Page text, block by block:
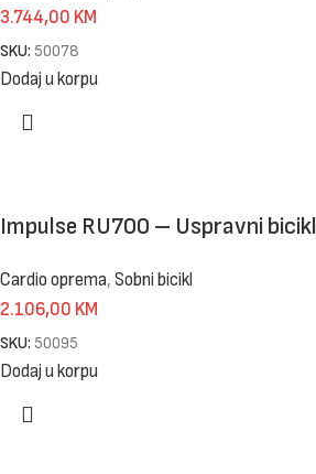
3.744,00 KM
SKU: 50078
Dodaj u korpu
Impulse RU700 – Uspravni bicikl
Cardio oprema, Sobni bicikl
2.106,00 KM
SKU: 50095
Dodaj u korpu